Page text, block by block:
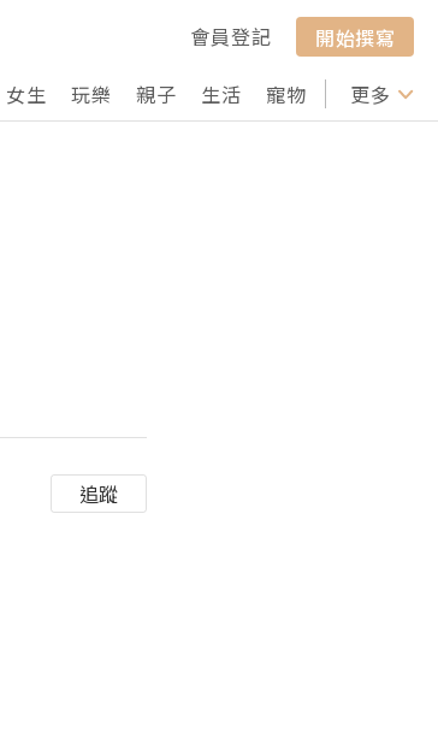
會員登記
開始撰寫
女生 玩樂 親子 生活 寵物 行山 打卡
更多
追蹤